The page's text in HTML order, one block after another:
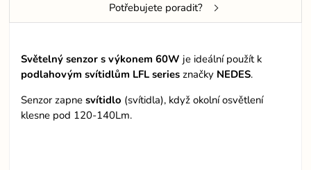
Potřebujete poradit?
Světelný senzor s výkonem 60W je ideální použít k
podlahovým svítidlům LFL series značky NEDES.
Senzor zapnesvítidlo (svítidla), když okolní osvětlení
klesne pod 120-140Lm.